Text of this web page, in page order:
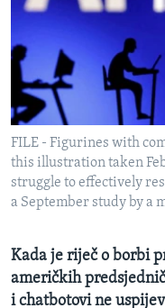
MAGAZIN
O GLASU AMERIKE
Learning English
PRATITE NAS
FILE - Figurines with
this illustration taken
struggle to effectively
a September study by a
Kada je riječ o borbi
američkih
i chatbotovi ne